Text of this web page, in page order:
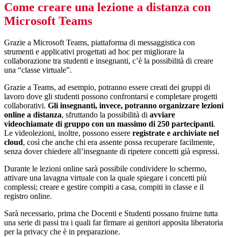
Come creare una lezione a distanza con
Microsoft Teams
Grazie a Microsoft Teams, piattaforma di messaggistica con
strumenti e applicativi progettati ad hoc per migliorare la
collaborazione tra studenti e insegnanti, c’è la possibilità di creare
una “classe virtuale”.
Grazie a Teams, ad esempio, potranno essere creati dei gruppi di
lavoro dove gli studenti possono confrontarsi e completare progetti
collaborativi. Gli insegnanti, invece, potranno organizzare lezioni
online a distanza, sfruttando la possibilità di avviare
videochiamate di gruppo con un massimo di 250 partecipanti.
Le videolezioni, inoltre, possono essere registrate e archiviate nel
cloud, così che anche chi era assente possa recuperare facilmente,
senza dover chiedere all’insegnante di ripetere concetti già espressi.
Durante le lezioni online sarà possibile condividere lo schermo,
attivare una lavagna virtuale con la quale spiegare i concetti più
complessi; creare e gestire compiti a casa, compiti in classe e il
registro online.
Sarà necessario, prima che Docenti e Studenti possano fruirne tutta
una serie di passi tra i quali far firmare ai genitori apposita liberatoria
per la privacy che è in preparazione.